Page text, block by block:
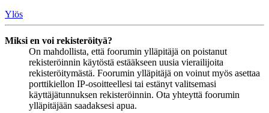
Ylös
Miksi en voi rekisteröityä?
On mahdollista, että foorumin ylläpitäjä on poistanut
rekisteröinnin käytöstä estääkseen uusia vierailijoita
rekisteröitymästä. Foorumin ylläpitäjä on voinut myös asettaa
porttikiellon IP-osoitteellesi tai estänyt valitsemasi
käyttäjätunnuksen rekisteröinnin. Ota yhteyttä foorumin
ylläpitäjään saadaksesi apua.